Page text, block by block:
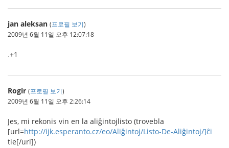
jan aleksan (프로필 보기)
2009년 6월 11일 오후 12:07:18
.+1
Rogir (프로필 보기)
2009년 6월 11일 오후 2:26:14
Jes, mi rekonis vin en la aliĝintojlisto (trovebla
[url=http://ijk.esperanto.cz/eo/Aliĝintoj/Listo-De-Aliĝintoj/]ĉi
tie[/url])